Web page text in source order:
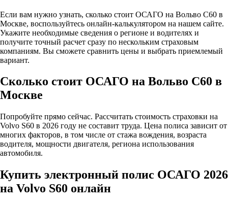
Если вам нужно узнать, сколько стоит ОСАГО на Вольво С60 в
Москве, воспользуйтесь онлайн-калькулятором на нашем сайте.
Укажите необходимые сведения о регионе и водителях и
получите точный расчет сразу по нескольким страховым
компаниям. Вы сможете сравнить цены и выбрать приемлемый
вариант.
Сколько стоит ОСАГО на Вольво С60 в
Москве
Попробуйте прямо сейчас. Рассчитать стоимость страховки на
Volvo S60 в 2026 году не составит труда. Цена полиса зависит от
многих факторов, в том числе от стажа вождения, возраста
водителя, мощности двигателя, региона использования
автомобиля.
Купить электронный полис ОСАГО 2026
на Volvo S60 онлайн